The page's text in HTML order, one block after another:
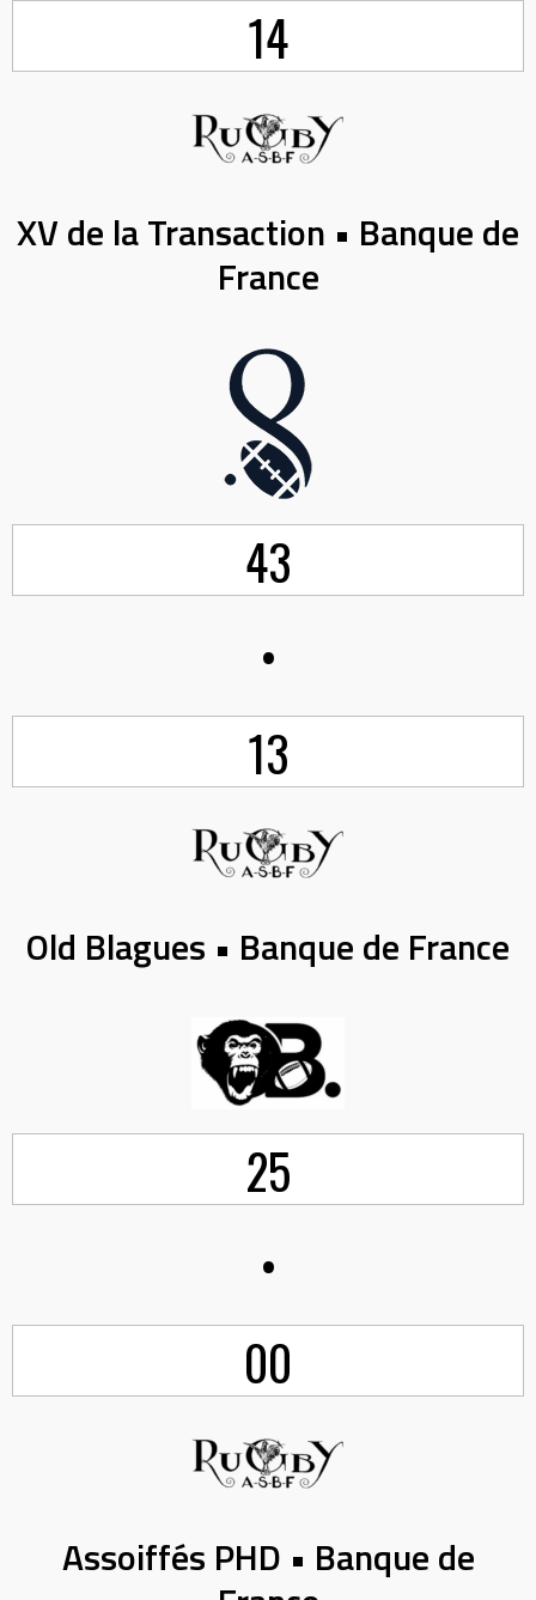
14
XV de la Transaction • Banque de
France
43
•
13
Old Blagues • Banque de France
25
•
00
Assoiffés PHD • Banque de